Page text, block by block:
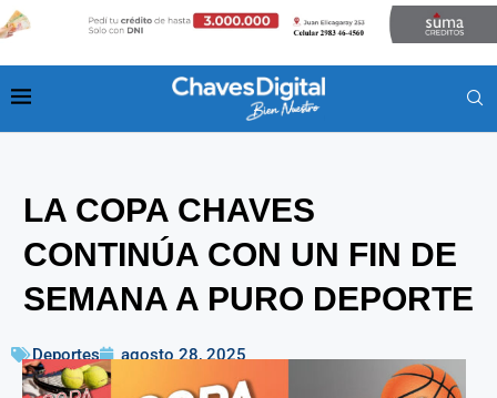
LA COPA CHAVES
CONTINÚA CON UN FIN DE
SEMANA A PURO DEPORTE
Deportes agosto 28, 2025